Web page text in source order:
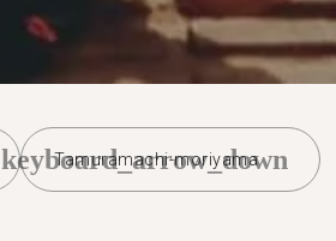
Tamuramachi-moriyama
keyboard_arrow_down